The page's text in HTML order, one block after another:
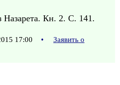
Назарета. Кн. 2. С. 141.
17:00 •
Заявить о